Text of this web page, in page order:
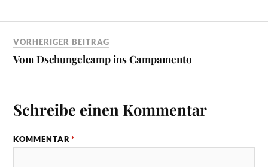
VORHERIGER BEITRAG
Vom Dschungelcamp ins Campamento
Schreibe einen Kommentar
KOMMENTAR *